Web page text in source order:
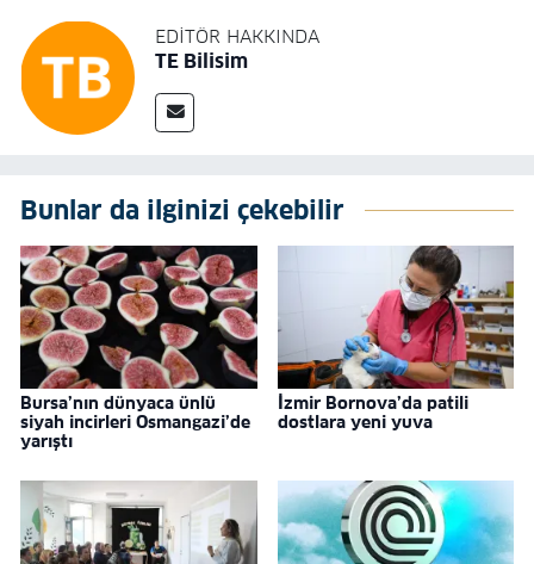
EDITÖR HAKKINDA
TE Bilisim
Bunlar da ilginizi çekebilir
Bursa’nın dünyaca ünlü
siyah incirleri Osmangazi’de
yarıştı
İzmir Bornova’da patili
dostlara yeni yuva